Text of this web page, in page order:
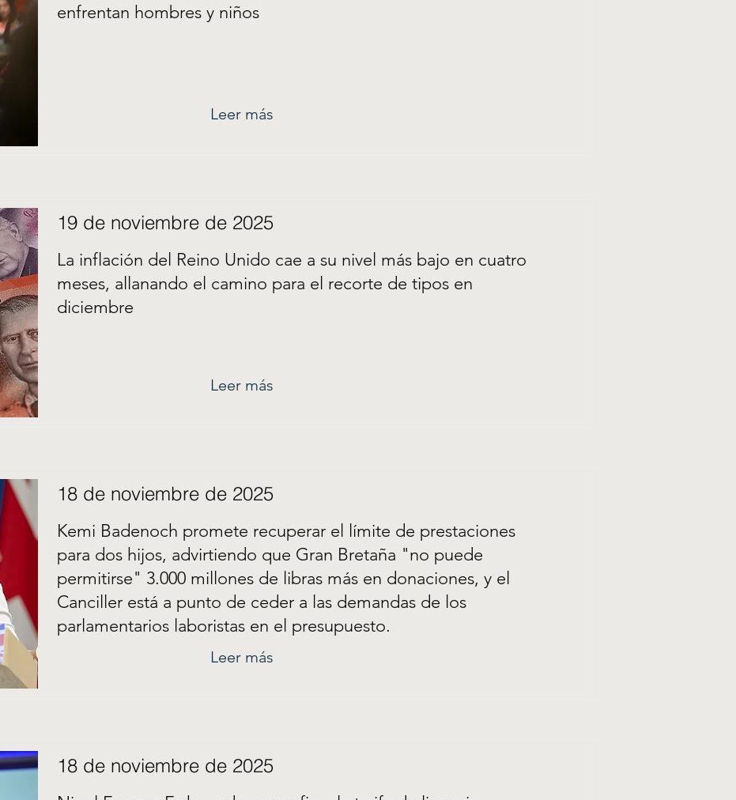
enfrentan hombres y niños
Leer más
19 de noviembre de 2025
La inflación del Reino Unido cae a su nivel más bajo en cuatro
meses, allanando el camino para el recorte de tipos en
diciembre
Leer más
18 de noviembre de 2025
Kemi Badenoch promete recuperar el límite de prestaciones
para dos hijos, advirtiendo que Gran Bretaña "no puede
permitirse" 3.000 millones de libras más en donaciones, y el
Canciller está a punto de ceder a las demandas de los
parlamentarios laboristas en el presupuesto.
Leer más
18 de noviembre de 2025